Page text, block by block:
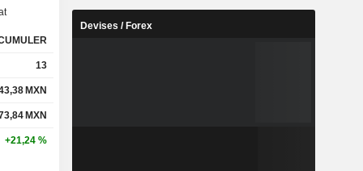
13
MXN
MXN
+21,24 %
Devises / Forex